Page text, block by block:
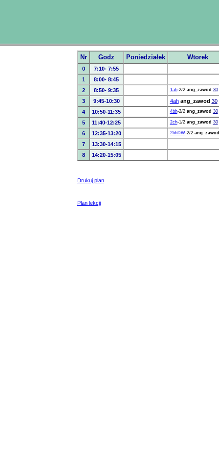
Nr Godz Poniedziałek Wtorek
0
7:10- 7:55
1
8:00- 8:45
2
8:50- 9:35 1ah-2/2 ang_zawod 30
3 9:45-10:30 4ah ang_zawod 30
4
10:50-11:35 4bh-2/2 ang_zawod 30
5 11:40-12:25 2ch-1/2 ang_zawod 30
6 12:35-13:20 2bhDW-2/2 ang_zawod
7
13:30-14:15
8
14:20-15:05
Drukuj plan
Plan lekcji